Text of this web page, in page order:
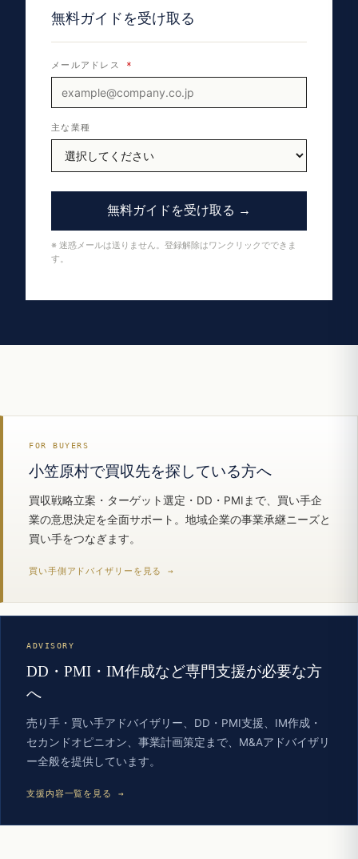
無料ガイドを受け取る
メールアドレス *
主な業種
無料ガイドを受け取る →
※ 迷惑メールは送りません。登録解除はワンクリックでできま
す。
FOR BUYERS
小笠原村で買収先を探している方へ
買収戦略立案・ターゲット選定・DD・PMIまで、買い手企
業の意思決定を全面サポート。地域企業の事業承継ニーズと
買い手をつなぎます。
買い手側アドバイザリーを見る →
ADVISORY
DD・PMI・IM作成など専門支援が必要な方
へ
売り手・買い手アドバイザリー、DD・PMI支援、IM作成・
セカンドオピニオン、事業計画策定まで、M&Aアドバイザリ
ー全般を提供しています。
支援内容一覧を見る →